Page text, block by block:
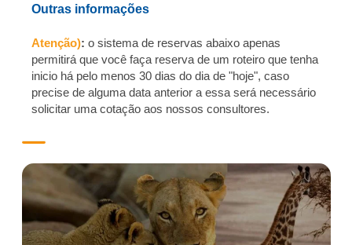
Outras informações
Atenção): o sistema de reservas abaixo apenas
permitirá que você faça reserva de um roteiro que tenha
inicio há pelo menos 30 dias do dia de "hoje", caso
precise de alguma data anterior a essa será necessário
solicitar uma cotação aos nossos consultores.
queni
a-tan
zania
-9
Skip
to
the
end
of